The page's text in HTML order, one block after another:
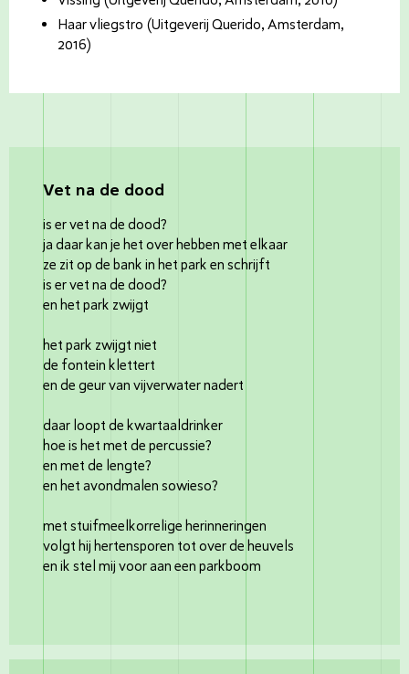
Haar vliegstro (Uitgeverij Querido, Amsterdam,
2016)
Vet na de dood
is er vet na de dood?
ja daar kan je het over hebben met elkaar
ze zit op de bank in het park en schrijft
is er vet na de dood?
en het park zwijgt
het park zwijgt niet
de fontein klettert
en de geur van vijverwater nadert
daar loopt de kwartaaldrinker
hoe is het met de percussie?
en met de lengte?
en het avondmalen sowieso?
met stuifmeelkorrelige herinneringen
volgt hij hertensporen tot over de heuvels
en ik stel mij voor aan een parkboom